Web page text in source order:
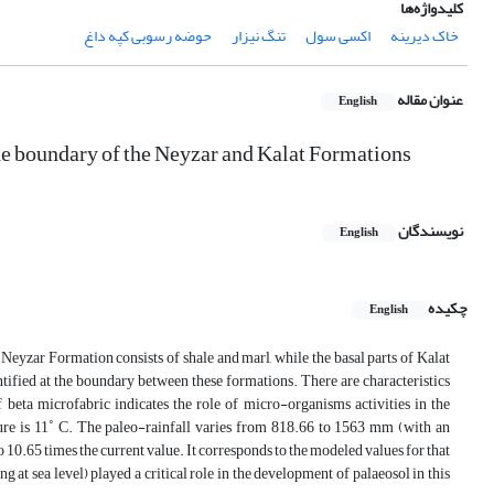
کلیدواژه‌ها
خاک دیرینه
اکسی ‏سول تنگ نیزار حوضه رسوبی کپه‏ داغ
عنوان مقاله English
of the Neyzar and Kalat Formations
نویسندگان English
چکیده English
Formation consists of shale and marl, while the basal parts of Kalat
at the boundary between these formations. There are characteristics
microfabric indicates the role of micro-organisms activities in the
is 11˚ C. The paleo-rainfall varies from 818.66 to 1563 mm (with an
times the current value. It corresponds to the modeled values for that
sea level) played a critical role in the development of palaeosol in this